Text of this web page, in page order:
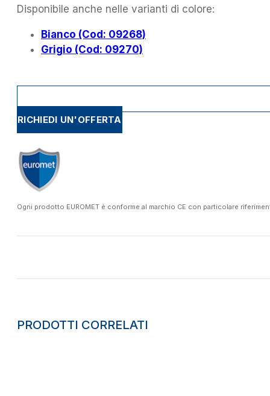
Disponibile anche nelle varianti di colore:
Bianco (Cod: 09268)
Grigio (Cod: 09270)
RICHIEDI UN'OFFERTA
Ogni prodotto EUROMET è conforme al marchio CE con particolare
PRODOTTI CORRELATI